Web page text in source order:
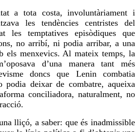
a tota costa, involuntàriament i
les tendències centristes del
les temptatives episòdiques que
no arribí, ni podia arribar, a una
els menxevics. Al mateix temps, la
d’una manera tant més
doncs que Lenin combatia
podia deixar de combatre, aqueixa
conciliadora, naturalment, no
lliçó, a saber: que és inadmissible